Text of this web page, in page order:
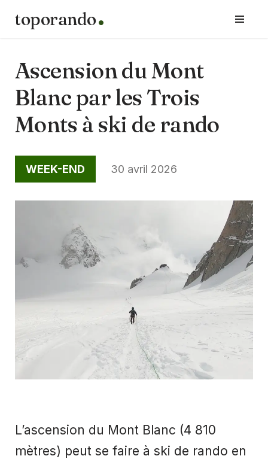
contenu
toporando
Ascension du Mont
Blanc par les Trois
Monts à ski de rando
WEEK-END 30 avril 2026
L’ascension du Mont Blanc (4 810
mètres) peut se faire à ski de rando en